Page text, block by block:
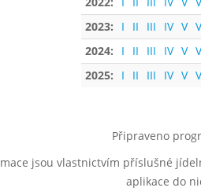
2023:
I II III IV V
2024:
I II III IV V
2025:
I II III IV V
Připraveno
jsou vlastnictvím příslušné
aplikace do